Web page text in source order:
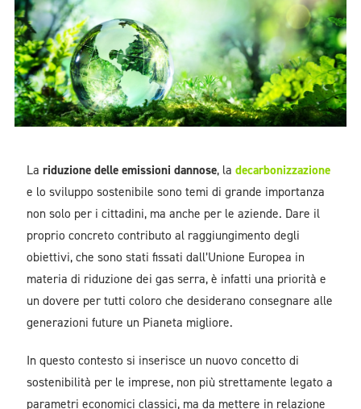
La riduzione delle emissioni dannose, la decarbonizzazione
e lo sviluppo sostenibile sono temi di grande importanza
non solo per i cittadini, ma anche per le aziende. Dare il
proprio concreto contributo al raggiungimento degli
obiettivi, che sono stati fissati dall’Unione Europea in
materia di riduzione dei gas serra, è infatti una priorità e
un dovere per tutti coloro che desiderano consegnare alle
generazioni future un Pianeta migliore.
In questo contesto si inserisce un nuovo concetto di
sostenibilità per le imprese, non più strettamente legato a
parametri economici classici, ma da mettere in relazione